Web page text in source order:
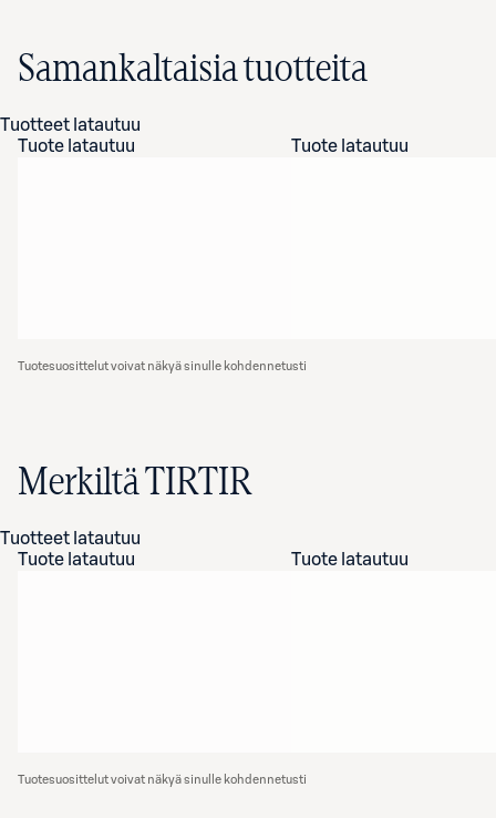
Samankaltaisia tuotteita
Tuotteet latautuu
Tuote latautuu
Tuote latautuu
Tuotesuosittelut voivat näkyä sinulle kohdennetusti
Merkiltä TIRTIR
Tuotteet latautuu
Tuote latautuu
Tuote latautuu
Tuotesuosittelut voivat näkyä sinulle kohdennetusti